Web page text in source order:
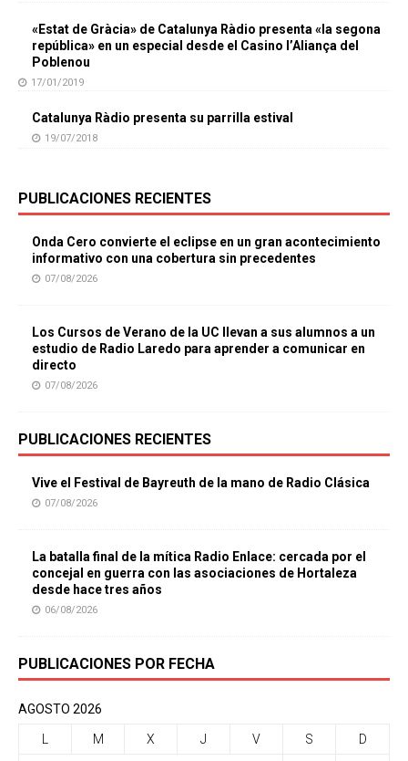
«Estat de Gràcia» de Catalunya Ràdio presenta «la segona
república» en un especial desde el Casino l’Aliança del
Poblenou
17/01/2019
Catalunya Ràdio presenta su parrilla estival
19/07/2018
PUBLICACIONES RECIENTES
Onda Cero convierte el eclipse en un gran acontecimiento
informativo con una cobertura sin precedentes
07/08/2026
Los Cursos de Verano de la UC llevan a sus alumnos a un
estudio de Radio Laredo para aprender a comunicar en
directo
07/08/2026
PUBLICACIONES RECIENTES
Vive el Festival de Bayreuth de la mano de Radio Clásica
07/08/2026
La batalla final de la mítica Radio Enlace: cercada por el
concejal en guerra con las asociaciones de Hortaleza
desde hace tres años
06/08/2026
PUBLICACIONES POR FECHA
AGOSTO 2026
M X J V S D